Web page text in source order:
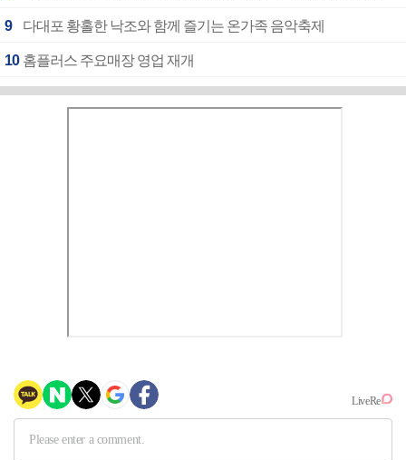
9 다대포 황홀한 낙조와 함께 즐기는 온가족 음악축제
10 홈플러스 주요매장 영업 재개